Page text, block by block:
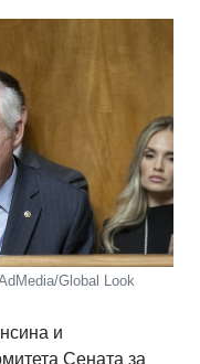
Global Look
и
Сената за